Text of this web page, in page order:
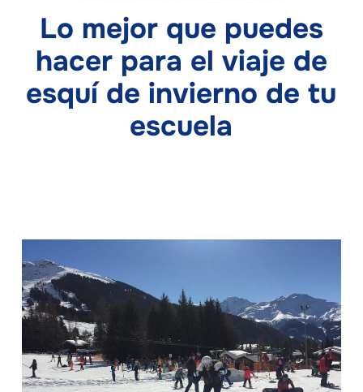
Lo mejor que puedes
hacer para el viaje de
esquí de invierno de tu
escuela